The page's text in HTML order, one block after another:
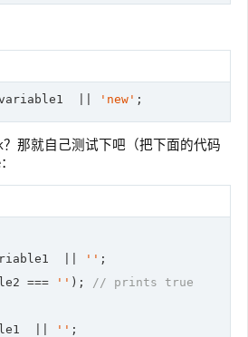
|| 'new' ;
那就自己测试下吧（把下面的代码
|| ''
=== '' );
// prints true
||
''